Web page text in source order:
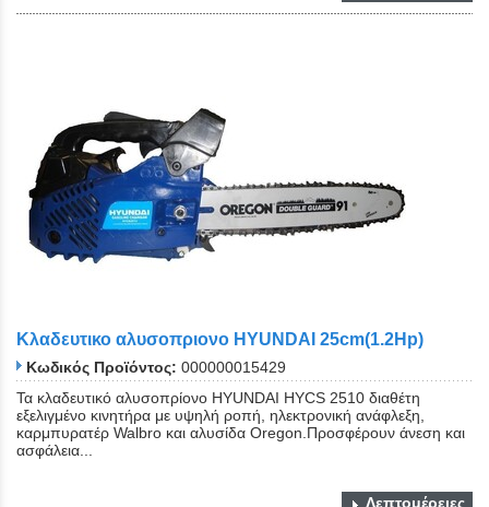
Κλαδευτικο αλυσοπριονο HYUNDAI 25cm(1.2Hp)
Κωδικός Προϊόντος: 000000015429
Τα κλαδευτικό αλυσοπρίονο HYUNDAI HYCS 2510 διαθέτη
εξελιγμένο κινητήρα με υψηλή ροπή, ηλεκτρονική ανάφλεξη,
καρμπυρατέρ Walbro και αλυσίδα Oregon.Προσφέρουν άνεση και
ασφάλεια...
Λεπτομέρειες